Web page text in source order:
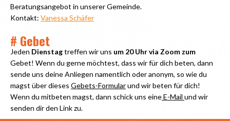
Beratungsangebot in unserer Gemeinde.
Kontakt: Vanessa Schäfer
# Gebet
Jeden Dienstagtreffen wir uns um 20 Uhr via Zoom zum
Gebet! Wenn du gerne möchtest, dass wir für dich beten, dann
sende uns deine Anliegen namentlich oder anonym, so wie du
magst über dieses Gebets-Formularund wir beten für dich!
Wenn du mitbeten magst, dann schick uns eineE-Mail und wir
senden dir den Link zu.